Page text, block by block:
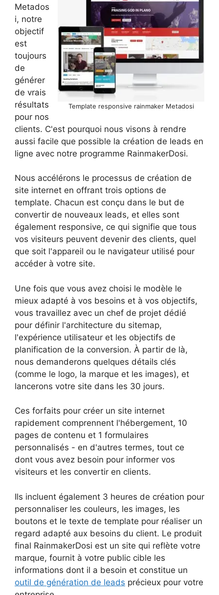
Template responsive rainmaker Metadosi
Metados
i, notre
objectif
est
toujours
de
générer
de vrais
résultats
pour nos
clients. C'est pourquoi nous visons à rendre
aussi facile que possible la création de leads en
ligne avec notre programme RainmakerDosi.
Nous accélérons le processus de création de
site internet en offrant trois options de
template. Chacun est conçu dans le but de
convertir de nouveaux leads, et elles sont
également responsive, ce qui signifie que tous
vos visiteurs peuvent devenir des clients, quel
que soit l'appareil ou le navigateur utilisé pour
accéder à votre site.
Une fois que vous avez choisi le modèle le
mieux adapté à vos besoins et à vos objectifs,
vous travaillez avec un chef de projet dédié
pour définir l'architecture du sitemap,
l'expérience utilisateur et les objectifs de
planification de la conversion. À partir de là,
nous demanderons quelques détails clés
(comme le logo, la marque et les images), et
lancerons votre site dans les 30 jours.
Ces forfaits pour créer un site internet
rapidement comprennent l'hébergement, 10
pages de contenu et 1 formulaires
personnalisés - en d'autres termes, tout ce
dont vous avez besoin pour informer vos
visiteurs et les convertir en clients.
Ils incluent également 3 heures de création pour
personnaliser les couleurs, les images, les
boutons et le texte de template pour réaliser un
regard adapté aux besoins du client. Le produit
final RainmakerDosi est un site qui reflète votre
marque, fournit à votre public cible les
informations dont il a besoin et constitue un
outil de génération de leads précieux pour votre